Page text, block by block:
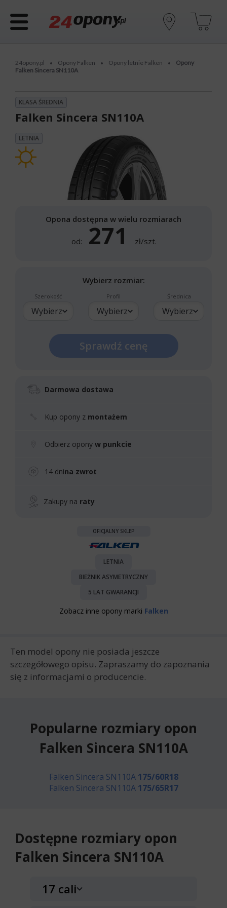
24opony.pl • Opony Falken • Opony letnie Falken •
Opony
Falken Sincera SN110A
KLASA ŚREDNIA
Falken Sincera SN110A
LETNIA
Opona dostępna w wielu rozmiarach
od: 271 zł/szt.
Wybierz rozmiar:
Szerokość
Wybierz
Profil
Wybierz
Średnica
Wybierz
Sprawdź cenę
Darmowa dostawa
Kup opony z montażem
Odbierz opony w punkcie
14 dnina zwrot
Zakupy na raty
OFICJALNY SKLEP
LETNIA
BIEŻNIK ASYMETRYCZNY
5 LAT GWARANCJI
Zobacz inne opony marki Falken
Ten model opony nie posiada jeszcze
szczegółowego opisu. Zapraszamy do zapoznania
się z informacjami o producencie.
Popularne rozmiary opon
Falken Sincera SN110A
Falken Sincera SN110A 175/60R18
Falken Sincera SN110A 175/65R17
Dostępne rozmiary opon
Falken Sincera SN110A
17 cali